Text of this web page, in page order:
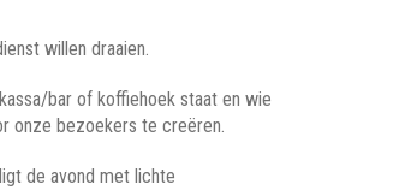
willen draaien.
bar of koffiehoek staat en wie
onze bezoekers te creëren.
de avond met lichte